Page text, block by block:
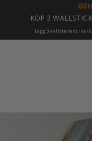
KÖP 3
Lägg 3 wallstickers i